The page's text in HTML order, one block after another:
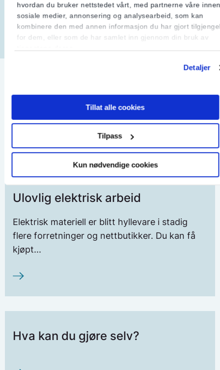
hvordan du bruker nettstedet vårt, med partnerne våre innen
sosiale medier, annonsering og analysearbeid, som kan
kombinere den med annen informasjon du har gjort
for dem, eller som de har samlet inn gjennom din bruk av
Detaljer
Tillat alle cookies
Tilpass
Kun nødvendige cookies
Vi anbefaler
Gå til Elvirksomhetsregisteret
Ulovlig elektrisk arbeid
Elektrisk materiell er blitt hyllevare i stadig
flere forretninger og nettbutikker. Du kan få
kjøpt...
Hva kan du gjøre selv?